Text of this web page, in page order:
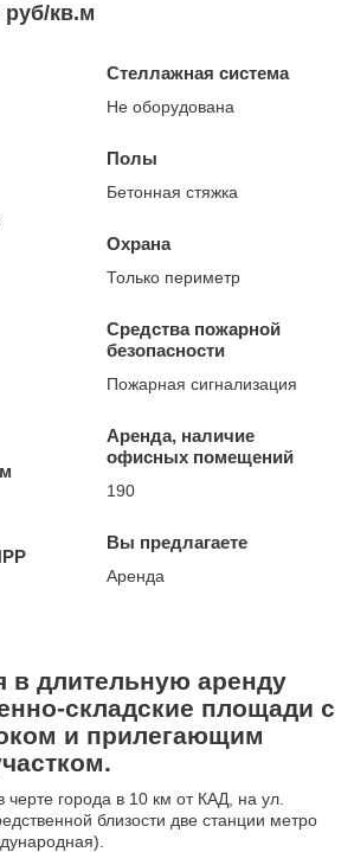
кв.м
Стеллажная система
Не оборудована
Полы
Бетонная стяжка
Охрана
Только периметр
Средства пожарной
безопасности
Пожарная сигнализация
Аренда, наличие
офисных помещений
190
Вы предлагаете
Аренда
в длительную aрeнду
склaдские площaди c
и пpилeгaющим
гoрoда в 10 км от КАД, на ул.
близоcти двe станции мeтpо